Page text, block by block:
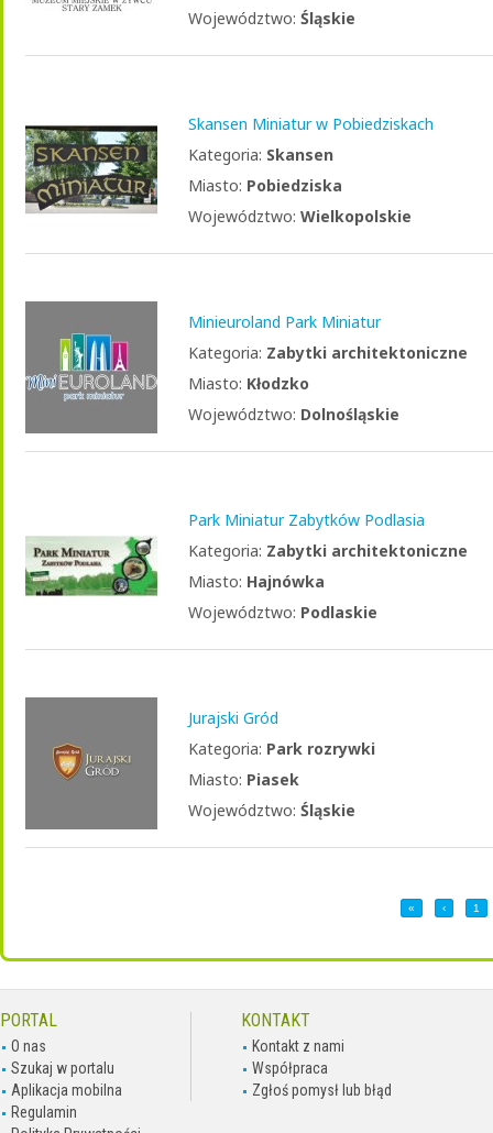
Województwo: Śląskie
Skansen Miniatur w Pobiedziskach
Kategoria: Skansen
Miasto: Pobiedziska
Województwo: Wielkopolskie
Minieuroland Park Miniatur
Kategoria: Zabytki architektoniczne
Miasto: Kłodzko
Województwo: Dolnośląskie
Park Miniatur Zabytków Podlasia
Kategoria: Zabytki architektoniczne
Miasto: Hajnówka
Województwo: Podlaskie
Jurajski Gród
Kategoria: Park rozrywki
Miasto: Piasek
Województwo: Śląskie
« ‹ 1
PORTAL
O nas
Szukaj w portalu
Aplikacja mobilna
Regulamin
KONTAKT
Kontakt z nami
Współpraca
Zgłoś pomysł lub błąd